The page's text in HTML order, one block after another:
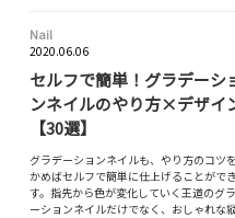
Nail
2020.06.06
セルフで簡単！グラデーシ
ンネイルのやり方×デザイ
【30選】
グラデーションネイルも、やり方のコツ
かめばセルフで簡単に仕上げることがで
す。指先から色が変化していく王道のグ
ーションネイルだけでなく、おしゃれな